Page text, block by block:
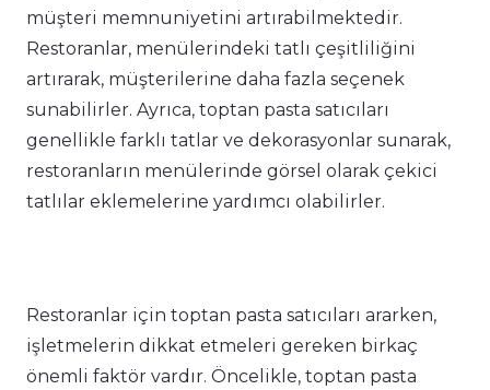
müşteri memnuniyetini artırabilmektedir.
Restoranlar, menülerindeki tatlı çeşitliliğini
artırarak, müşterilerine daha fazla seçenek
sunabilirler. Ayrıca, toptan pasta satıcıları
genellikle farklı tatlar ve dekorasyonlar sunarak,
restoranların menülerinde görsel olarak çekici
tatlılar eklemelerine yardımcı olabilirler.
Restoranlar için toptan pasta satıcıları ararken,
işletmelerin dikkat etmeleri gereken birkaç
önemli faktör vardır. Öncelikle, toptan pasta